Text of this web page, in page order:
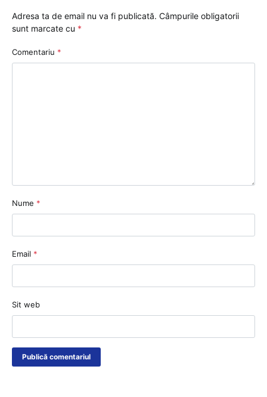
Adresa ta de email nu va fi publicată. Câmpurile obligatorii
sunt marcate cu *
Comentariu *
Nume *
Email *
Sit web